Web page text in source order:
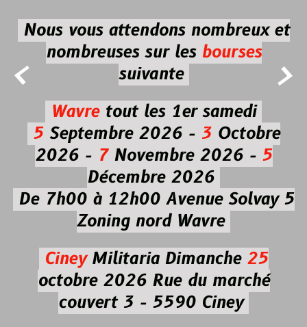
 
Nous vous attendons nombreux et
nombreuses sur les bourses
suivante
Wavretout les 1er samedi
5Septembre 2026 - 3Octobre
2026 -7Novembre 2026 - 5
Décembre 2026
De 7h00 à 12h00 Avenue Solvay 5
Zoning nord Wavre
CineyMilitaria Dimanche 25
octobre 2026Rue du marché
couvert 3 - 5590 Ciney